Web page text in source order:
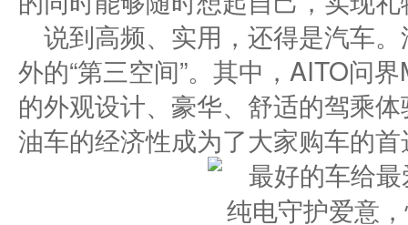
说到高频、实用，还得是汽车
外的“第三空间”。其中，AITO问
的外观设计、豪华、舒适的驾乘
油车的经济性成为了大家购车的